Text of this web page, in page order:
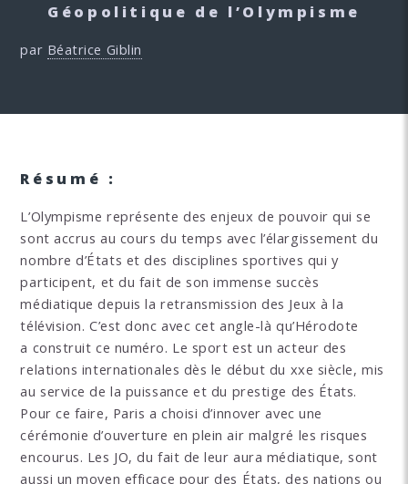
Géopolitique de l’Olympisme
par Béatrice Giblin
Résumé :
L’Olympisme représente des enjeux de pouvoir qui se
sont accrus au cours du temps avec l’élargissement du
nombre d’États et des disciplines sportives qui y
participent, et du fait de son immense succès
médiatique depuis la retransmission des Jeux à la
télévision. C’est donc avec cet angle-là ­qu’Hérodote
a construit ce numéro. Le sport est un acteur des
relations internationales dès le début du xxe siècle, mis
au service de la puissance et du prestige des États.
Pour ce faire, Paris a choisi d’innover avec une
cérémonie d’ouverture en plein air malgré les risques
encourus. Les JO, du fait de leur aura médiatique, sont
aussi un moyen efficace pour des États, des nations ou